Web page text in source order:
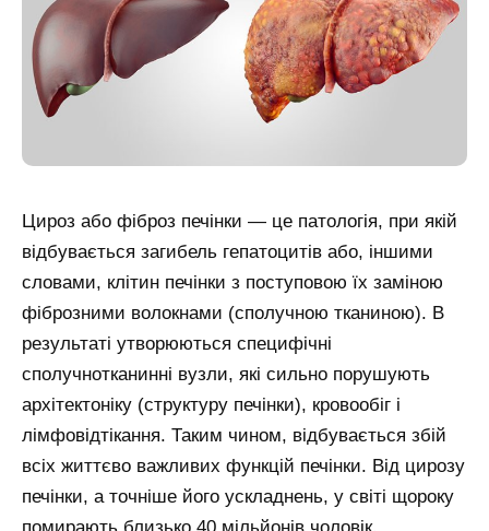
Цироз або фіброз печінки — це патологія, при якій
відбувається загибель гепатоцитів або, іншими
словами, клітин печінки з поступовою їх заміною
фіброзними волокнами (сполучною тканиною). В
результаті утворюються специфічні
сполучнотканинні вузли, які сильно порушують
архітектоніку (структуру печінки), кровообіг і
лімфовідтікання. Таким чином, відбувається збій
всіх життєво важливих функцій печінки. Від цирозу
печінки, а точніше його ускладнень, у світі щороку